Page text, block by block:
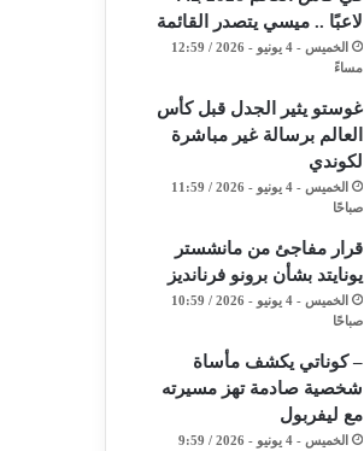
لاعبًا .. ميسي يتصدر القائمة
الخميس - 4 يونيو - 2026 / 12:59
مساءً
غوستو يثير الجدل قبل كأس
العالم برسالة غير مباشرة
لكوندي
الخميس - 4 يونيو - 2026 / 11:59
صباحًا
قرار مفاجئ من مانشستر
يونايتد بشأن برونو فرنانديز
الخميس - 4 يونيو - 2026 / 10:59
صباحًا
– كوناتي يكشف مأساة
شخصية صادمة تهز مسيرته
مع ليفربول
الخميس - 4 يونيو - 2026 / 9:59